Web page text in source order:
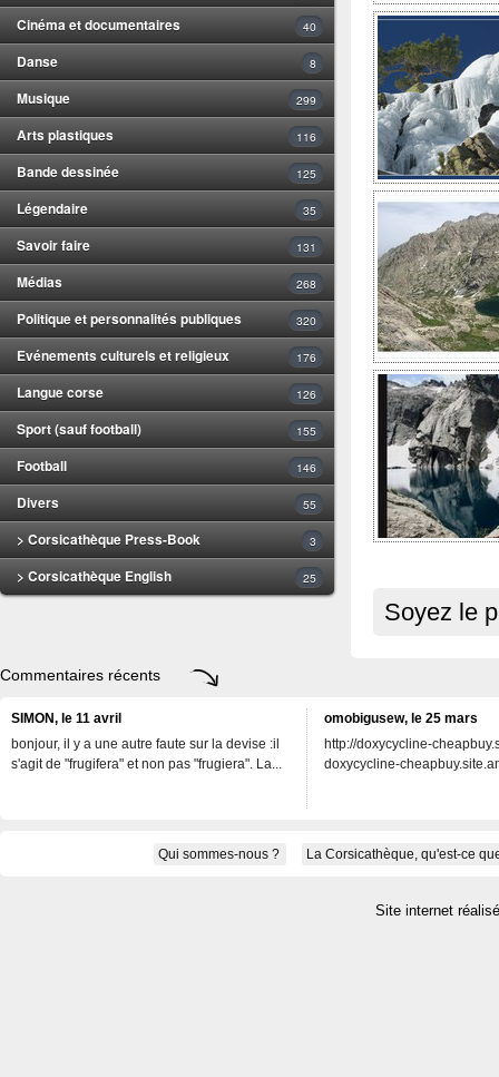
Cinéma et documentaires 40
Danse 8
Musique 299
Arts plastiques 116
Bande dessinée 125
Légendaire 35
Savoir faire 131
Médias 268
Politique et personnalités publiques 320
Evénements culturels et religieux 176
Langue corse 126
Sport (sauf football) 155
Football 146
Divers 55
> Corsicathèque Press-Book 3
> Corsicathèque English 25
Soyez le
Commentaires récents
SIMON, le 11 avril
bonjour, il y a une autre faute sur la devise :il
s'agit de "frugifera" et non pas "frugiera". La...
omobigusew, le 25 mars
http://doxycycline-
doxycycline-
Qui sommes-nous ? La Corsicathèque, qu'est-ce
Site internet